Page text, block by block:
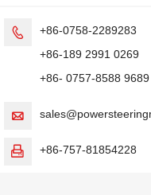

+86-0758-2289283
+86-189 2991 0269
+86- 0757-8588 9689

 +86-757-81854228